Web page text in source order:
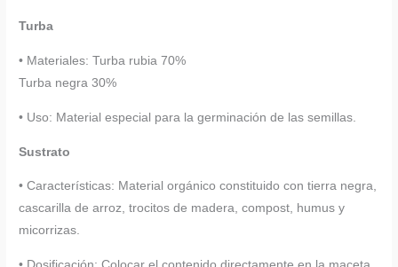
Turba
• Materiales: Turba rubia 70%
Turba negra 30%
• Uso: Material especial para la germinación de las semillas.
Sustrato
• Características: Material orgánico constituido con tierra negra,
cascarilla de arroz, trocitos de madera, compost, humus y
micorrizas.